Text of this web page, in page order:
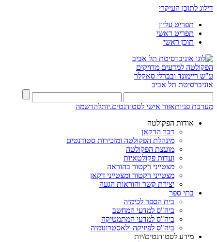
דילוג לתוכן העיקרי
תפריט עליון
תפריט ראשי
תוכן ראשי
הפקולטה למדעים מדויקים
ע"ש ריימונד ובברלי סאקלר
אוניברסיטת תל אביב
מערכת פניותאזור אישי לסטודנטים.יותלהרשמה
אודות הפקולטה
דבר הדקאן
מינהלת הפקולטה ומזכירות סטודנטים
מועצת הפקולטה
ועדות פקולטאיות
מצטייני רקטור בהוראה
מצטייני רקטור ומצטייני דקאן
יצירת קשר והוראות הגעה
בתי ספר
בית הספר לכימיה
ביה"ס למדעי המחשב
ביה"ס למדעי המתמטיקה
ביה"ס לפיזיקה ולאסטרונומיה
מידע לסטודנטים/יות